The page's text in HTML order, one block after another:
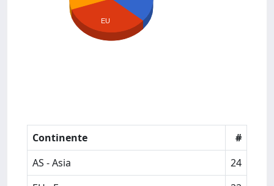
EU
Continente
#
AS - Asia
24